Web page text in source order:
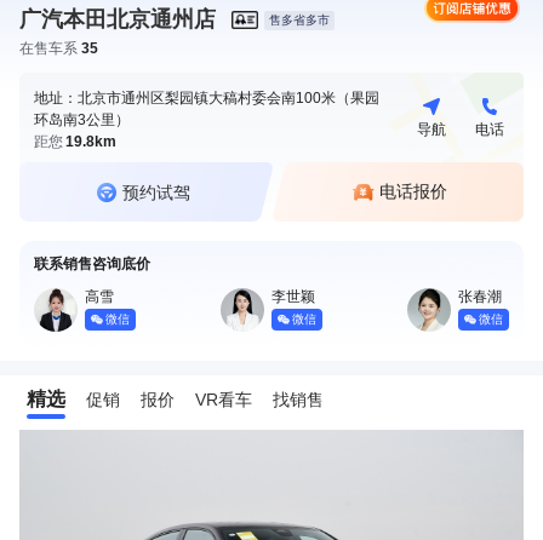
广汽本田北京通州店 售多省多市
在售车系 35
地址：北京市通州区梨园镇大稿村委会南100米（果园
环岛南3公里）
距您19.8km
导航 电话
预约试驾 电话报价
联系销售咨询底价
高雪
微信
李世颖
微信
张春潮
微信
精选 促销 报价 VR看车 找销售